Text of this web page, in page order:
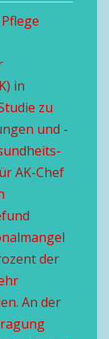
in
zu
und -
AK-Chef
der
An der